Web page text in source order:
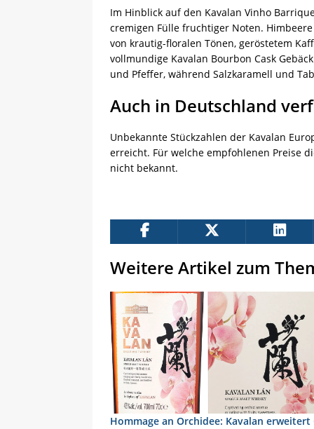
Im Hinblick auf den Kavalan Vinho
cremigen Fülle fruchtiger Noten.
von krautig-floralen Tönen, geröstetem
vollmundige Kavalan Bourbon Cask
und Pfeffer, während Salzkaramell und
Auch in Deutschland
Unbekannte Stückzahlen der Kavalan
erreicht. Für welche empfohlenen Preise
nicht bekannt.
Weitere Artikel zum
Hommage an Orchidee: Kavalan erweitert